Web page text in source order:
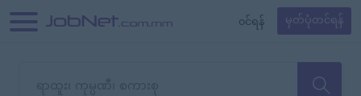
၀င်ရန် မှတ်ပုံတင်ရန်